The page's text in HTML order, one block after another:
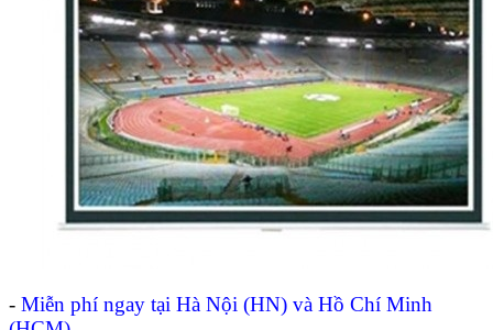
- Miễn phí ngay tại Hà Nội (HN) và Hồ Chí Minh